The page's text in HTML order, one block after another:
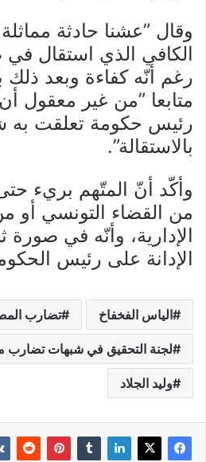
وقال ”عشنا حادثة
الكافي الذي استقال
رغم أنّه كفاءة وبعد ذلك
متابعا ”من غير معقول
رئيس حكومة تعلقت به
بالاستقالة”.
وأكّد أنّ المتّهم بريء حتى
من القضاء التونسي أو
الإدارية، وأنّه في صورة
الإدانة على رئيس
الياس الفخفاخ تضارب
لجنة التحقيق في شبهات تضارب
وليد الجلاد